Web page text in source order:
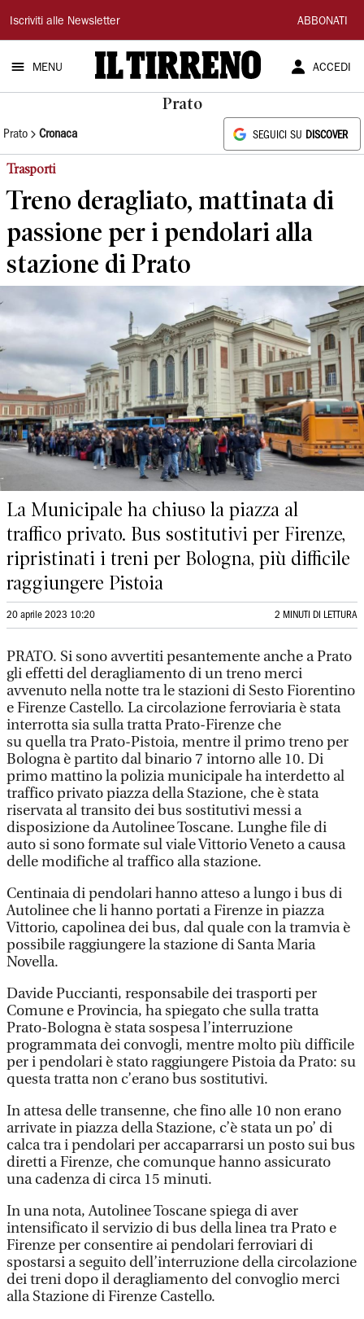
Il
Tirreno
Iscriviti alle Newsletter ABBONATI
MENU ACCEDI
Prato
Prato Cronaca SEGUICI SU DISCOVER
Trasporti
Treno deragliato, mattinata di
passione per i pendolari alla
stazione di Prato
La Municipale ha chiuso la piazza al
traffico privato. Bus sostitutivi per Firenze,
ripristinati i treni per Bologna, più difficile
raggiungere Pistoia
20 aprile 2023 10:20 2 MINUTI DI LETTURA
PRATO. Si sono avvertiti pesantemente anche a Prato
gli effetti del deragliamento di un treno merci
avvenuto nella notte tra le stazioni di Sesto Fiorentino
e Firenze Castello. La circolazione ferroviaria è stata
interrotta sia sulla tratta Prato-Firenze che
su quella tra Prato-Pistoia, mentre il primo treno per
Bologna è partito dal binario 7 intorno alle 10. Di
primo mattino la polizia municipale ha interdetto al
traffico privato piazza della Stazione, che è stata
riservata al transito dei bus sostitutivi messi a
disposizione da Autolinee Toscane. Lunghe file di
auto si sono formate sul viale Vittorio Veneto a causa
delle modifiche al traffico alla stazione.
Centinaia di pendolari hanno atteso a lungo i bus di
Autolinee che li hanno portati a Firenze in piazza
Vittorio, capolinea dei bus, dal quale con la tramvia è
possibile raggiungere la stazione di Santa Maria
Novella.
Davide Puccianti, responsabile dei trasporti per
Comune e Provincia, ha spiegato che sulla tratta
Prato-Bologna è stata sospesa l’interruzione
programmata dei convogli, mentre molto più difficile
per i pendolari è stato raggiungere Pistoia da Prato: su
questa tratta non c’erano bus sostitutivi.
In attesa delle transenne, che fino alle 10 non erano
arrivate in piazza della Stazione, c’è stata un po’ di
calca tra i pendolari per accaparrarsi un posto sui bus
diretti a Firenze, che comunque hanno assicurato
una cadenza di circa 15 minuti.
In una nota, Autolinee Toscane spiega di aver
intensificato il servizio di bus della linea tra Prato e
Firenze per consentire ai pendolari ferroviari di
spostarsi a seguito dell’interruzione della circolazione
dei treni dopo il deragliamento del convoglio merci
alla Stazione di Firenze Castello.